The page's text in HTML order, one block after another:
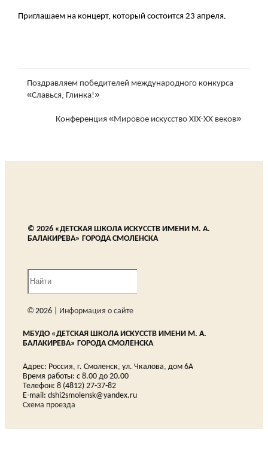
Приглашаем на концерт, который состоится 23 апреля.
Поздравляем победителей международного конкурса
«Славься, Глинка!»
Конференция «Мировое искусство XIX-XX веков»
© 2026 «ДЕТСКАЯ ШКОЛА ИСКУССТВ ИМЕНИ М. А.
БАЛАКИРЕВА» ГОРОДА СМОЛЕНСКА
© 2026 | Информация о сайте
МБУДО «ДЕТСКАЯ ШКОЛА ИСКУССТВ ИМЕНИ М. А.
БАЛАКИРЕВА» ГОРОДА СМОЛЕНСКА
Адрес: Россия, г. Смоленск, ул. Чкалова, дом 6А
Время работы: с 8.00 до 20.00
Телефон: 8 (4812) 27-37-82
E-mail: dshi2smolensk@yandex.ru
Схема проезда